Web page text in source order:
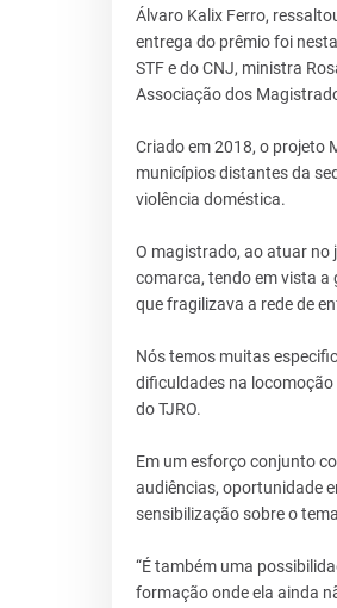
Álvaro Kalix Ferro,
entrega do prêmio foi
STF e do CNJ, ministra
Associação dos
Criado em 2018, o projeto
municípios distantes da
violência doméstica.
O magistrado, ao atuar no
comarca, tendo em vista a
que fragilizava a rede de
Nós temos muitas
dificuldades na
do TJRO.
Em um esforço conjunto
audiências, oportunidade
sensibilização sobre o
“É também uma
formação onde ela ainda